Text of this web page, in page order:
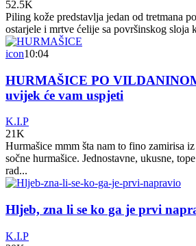
52.5K
Piling kože predstavlja jedan od tretmana
ostarjele i mrtve ćelije sa površinskog sloja
icon10:04
HURMAŠICE PO
uvijek će vam uspjeti
K.I.P
21K
Hurmašice mmm šta nam to fino zamirisa
sočne hurmašice. Jednostavne, ukusne,
rad...
Hljeb, zna li se ko ga je prvi
K.I.P